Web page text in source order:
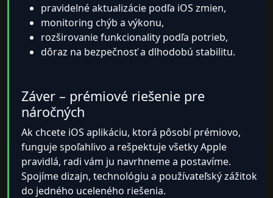
pravidelné aktualizácie podľa iOS zmien,
monitoring chýb a výkonu,
rozširovanie funkcionality podľa potrieb,
dôraz na bezpečnosť a dlhodobú stabilitu.
Záver – prémiové riešenie pre
náročných
Ak chcete iOS aplikáciu, ktorá pôsobí prémiovo,
funguje spoľahlivo a rešpektuje všetky Apple
pravidlá, radi vám ju navrhneme a postavíme.
Spojíme dizajn, technológiu a používateľský zážitok
do jedného uceleného riešenia.